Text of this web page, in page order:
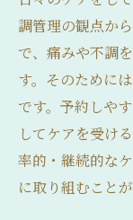
調管理の観点か
で、痛みや不調
す。そのために
です。予約しや
してケアを受け
率的・継続的な
に取り組むことが